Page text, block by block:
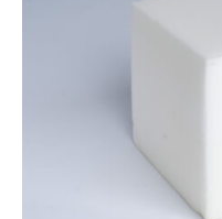
Contacto